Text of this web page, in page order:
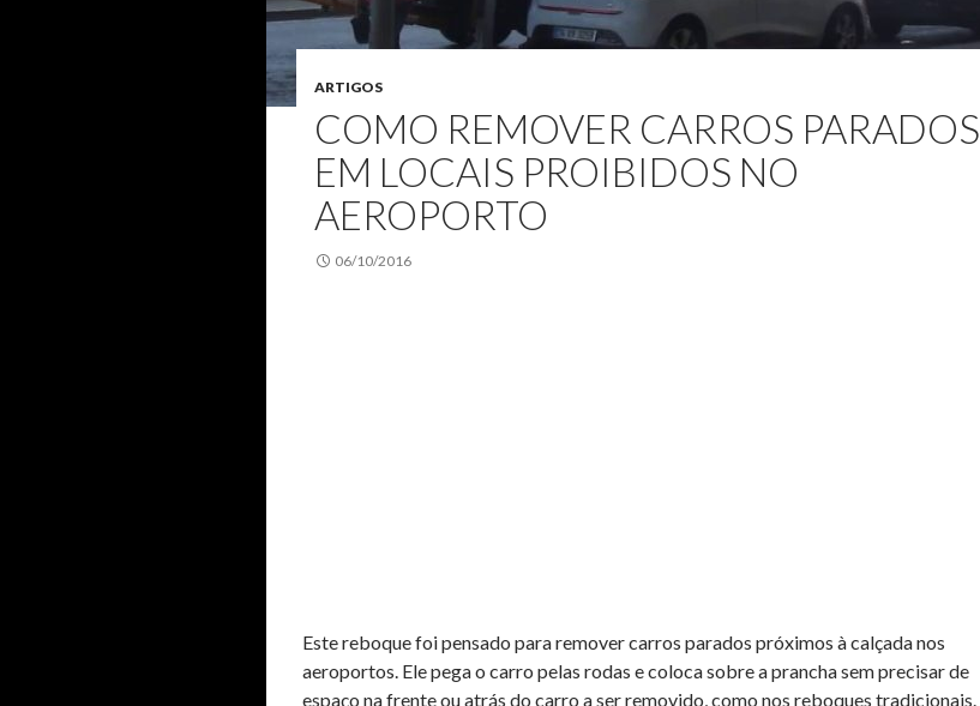
ARTIGOS
COMO REMOVER CARROS PARADOS
EM LOCAIS PROIBIDOS NO
AEROPORTO
06/10/2016
Este reboque foi pensado para remover carros parados próximos à calçada nos
aeroportos. Ele pega o carro pelas rodas e coloca sobre a prancha sem precisar de
espaço na frente ou atrás do carro a ser removido, como nos reboques tradicionais.